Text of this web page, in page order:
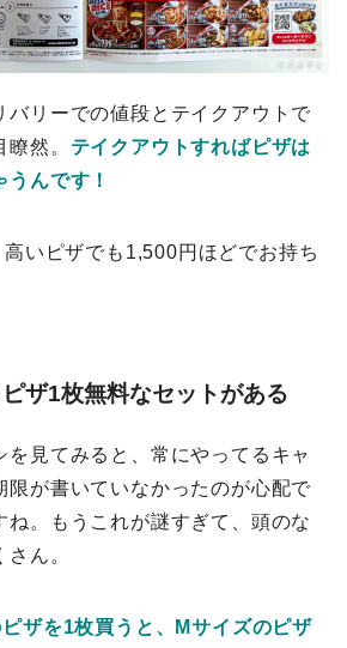
バリーでの値段とテイクアウトで
然。 テイクアウトすればピザは
んです！
いピザでも1,500円ほどでお持ち
ザ1枚無料なセットがある
を見てみると、常にやってるキャ
限が書いていなかったのが心配で
ね。もうこれが謎すぎて、頭のな
ん。
ザを1枚買うと、Mサイズのピザ